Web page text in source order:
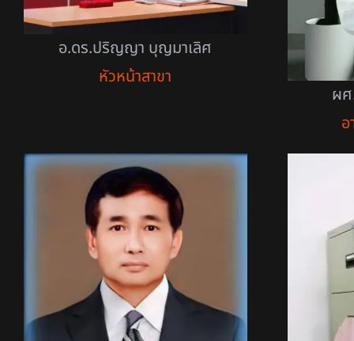
อ.ดร.ปริญญา บุญมาเลิศ
หัวหน้าสาขา
ผศ
อ